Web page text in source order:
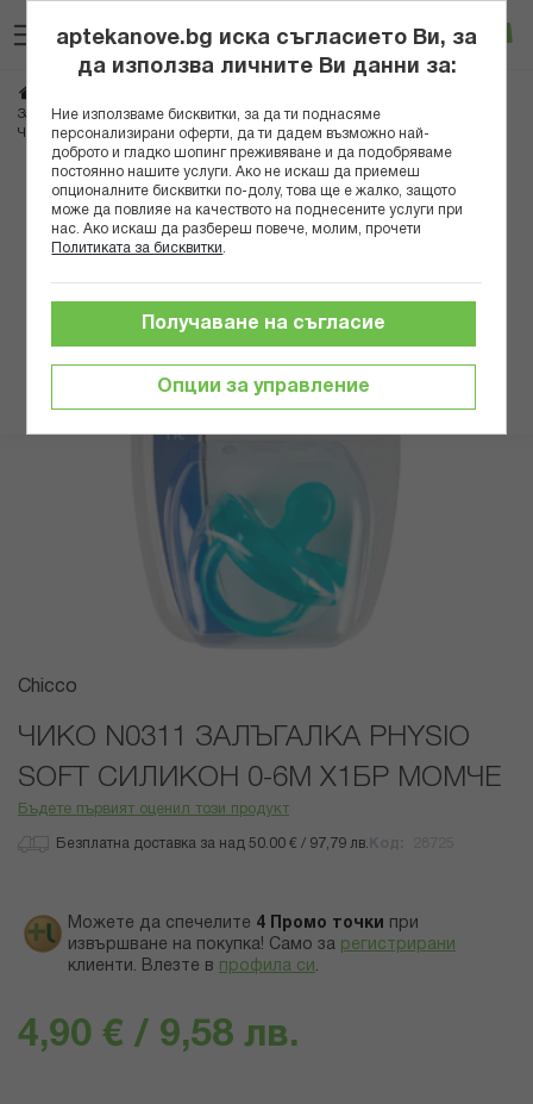
към
съдържанието
Вход
Залъгалки и клипсове
ЧИКО N0311 ЗАЛЪГАЛКА PHYSIO SOFT СИЛИКОН 0-6М Х1БР МОМЧЕ
Преминете
края
галерията
изображенията
Преминете
началото
галерия
със
Chicco
ЧИКО N0311 ЗАЛЪГАЛКА PHYSIO
SOFT СИЛИКОН 0-6М Х1БР МОМЧЕ
Бъдете първият оценил този продукт
Безплатна доставка за над 50.00 € / 97,79 лв.
Можете да спечелите 4 Промо точки
при
извършване на покупка! Само за регистрирани
клиенти. Влезте в профила си .
4,90 € / 9,58 лв.
aptekanove.bg иска съгласието Ви, за
да използва личните Ви данни за:
Ние използваме бисквитки, за да ти поднасяме
персонализирани оферти, да ти дадем възможно най-
доброто и гладко шопинг преживяване и да подобряваме
постоянно нашите услуги. Ако не искаш да приемеш
опционалните бисквитки по-долу, това ще е жалко, защото
може да повлияе на качеството на поднесените услуги при
нас. Ако искаш да разбереш повече, молим, прочети
Политиката за бисквитки
Опции за управление
Получаване на съгласие